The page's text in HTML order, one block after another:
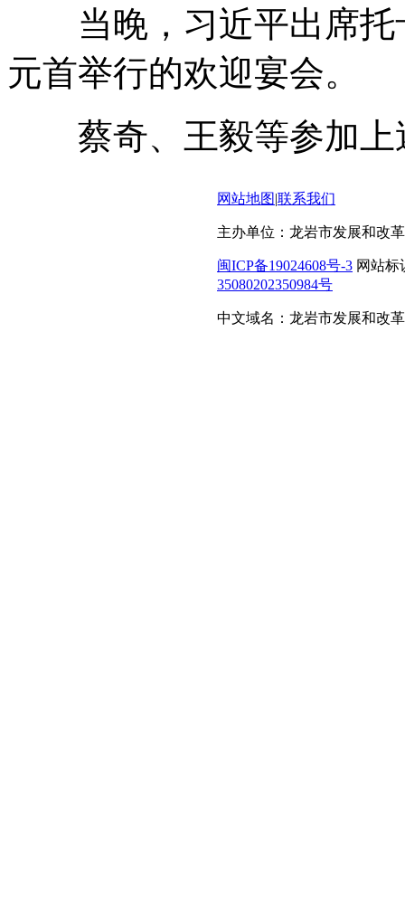
当晚，习近平出席托
元首举行的欢迎宴会。
蔡奇、王毅等参加上
网站地图|联系我们
主办单位：龙岩市发展和改
闽ICP备19024608号-3 网站标
35080202350984号
中文域名：龙岩市发展和改